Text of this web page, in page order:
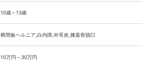
10歳～13歳
椎間板ヘルニア,白内障,外耳炎,膝蓋骨脱臼
10万円～30万円